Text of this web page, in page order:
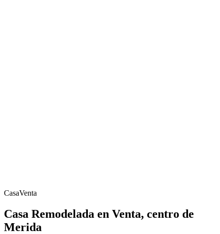
CasaVenta
Casa Remodelada en Venta, centro de
Merida